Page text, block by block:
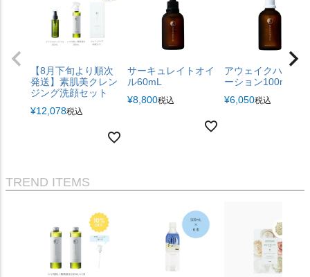
【8月下旬より順次
発送】素肌美クレン
ジング洗顔セット
¥12,078税込
サーキュレイトオイ
ル60mL
¥8,800税込
アウェイクハイド
ーション100mL
¥6,050税込
TREND ITEMS